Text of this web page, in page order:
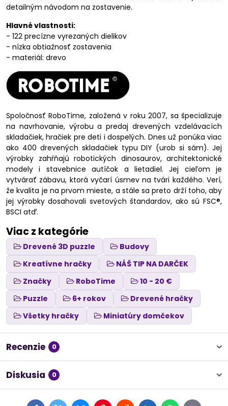
detailným návodom na zostavenie.
Hlavné vlastnosti:
- 122 precízne vyrezaných dielikov
- nízka obtiažnosť zostavenia
- materiál: drevo
Spoločnosť RoboTime, založená v roku 2007, sa špecializuje
na navrhovanie, výrobu a predaj drevených vzdelávacích
skladačiek, hračiek pre deti i dospelých. Dnes už ponúka viac
ako 400 drevených skladačiek typu DIY (urob si sám). Jej
výrobky zahŕňajú robotických dinosaurov, architektonické
modely i stavebnice autíčok a lietadiel. Jej cieľom je
vytvárať zábavu, ktorá vyčarí úsmev na tvári každého. Verí,
že kvalita je na prvom mieste, a stále sa preto drží toho, aby
jej výrobky dosahovali svetových štandardov, ako sú FSC®,
BSCI atď.
Viac z kategórie
Drevené 3D puzzle
Budovy
Kreatívne hračky
NÁŠ TIP NA DARČEK
Značky
RoboTime
10 - 20 €
Puzzle
6+ rokov
Drevené hračky
Všetky hračky
Miniatúry domčekov
Recenzie 0
Diskusia 0